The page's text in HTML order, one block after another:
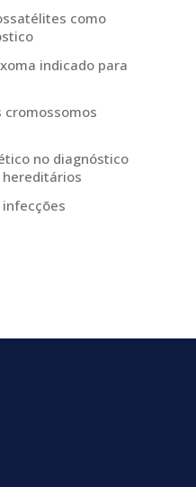
como
indicado para
cromossomos
no diagnóstico